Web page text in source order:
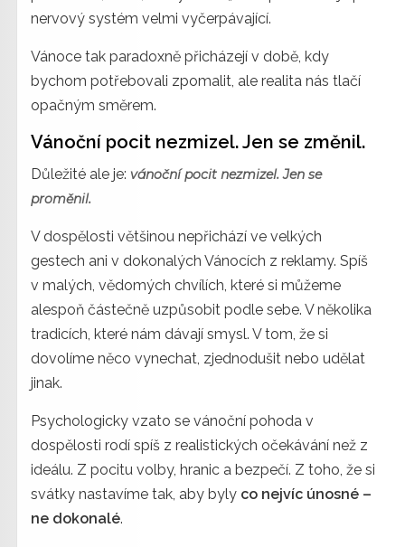
nervový systém velmi vyčerpávající.
Vánoce tak paradoxně přicházejí v době, kdy
bychom potřebovali zpomalit, ale realita nás tlačí
opačným směrem.
Vánoční pocit nezmizel. Jen se změnil.
Důležité ale je: vánoční pocit nezmizel. Jen se
proměnil.
V dospělosti většinou nepřichází ve velkých
gestech ani v dokonalých Vánocích z reklamy. Spíš
v malých, vědomých chvílích, které si můžeme
alespoň částečně uzpůsobit podle sebe. V několika
tradicích, které nám dávají smysl. V tom, že si
dovolíme něco vynechat, zjednodušit nebo udělat
jinak.
Psychologicky vzato se vánoční pohoda v
dospělosti rodí spíš z realistických očekávání než z
ideálu. Z pocitu volby, hranic a bezpečí. Z toho, že si
svátky nastavíme tak, aby byly co nejvíc únosné –
ne dokonalé.